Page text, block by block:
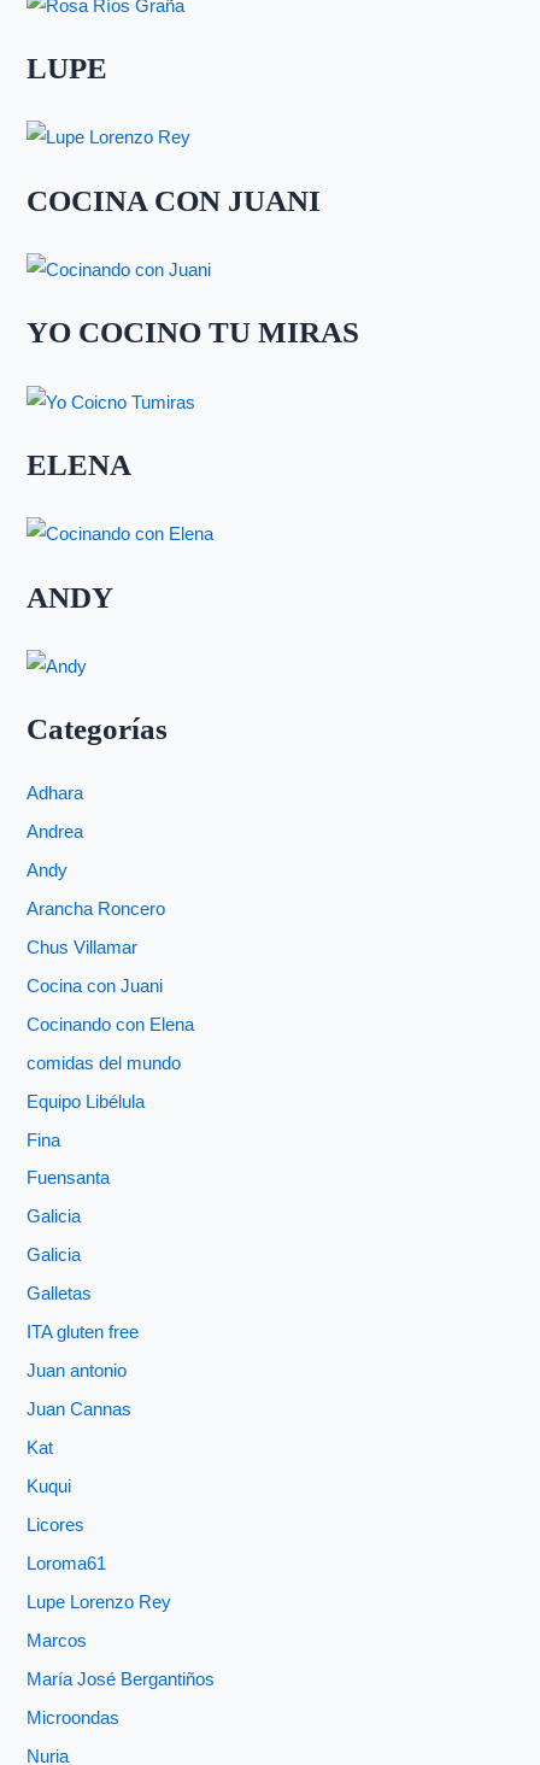
LUPE
COCINA CON JUANI
YO COCINO TU MIRAS
ELENA
ANDY
Categorías
Adhara
Andrea
Andy
Arancha Roncero
Chus Villamar
Cocina con Juani
Cocinando con Elena
comidas del mundo
Equipo Libélula
Fina
Fuensanta
Galicia
Galicia
Galletas
ITA gluten free
Juan antonio
Juan Cannas
Kat
Kuqui
Licores
Loroma61
Lupe Lorenzo Rey
Marcos
María José Bergantiños
Microondas
Nuria